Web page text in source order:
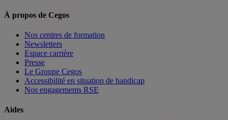
À propos de Cegos
Nos centres de formation
Newsletters
Espace carrière
Presse
Le Groupe Cegos
Accessibilité en situation de handicap
Nos engagements RSE
Aides